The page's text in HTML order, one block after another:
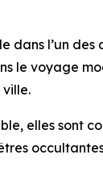
l’un
le voyage
elles sont